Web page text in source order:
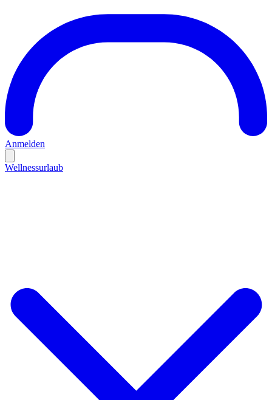
Anmelden
Wellnessurlaub